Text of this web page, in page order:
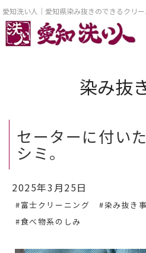
愛知洗い人｜愛知県染み抜きのできるクリ
染み抜
セーターに付い
シミ。
2025年3月25日
#富士クリーニング #染み抜き
#食べ物系のしみ